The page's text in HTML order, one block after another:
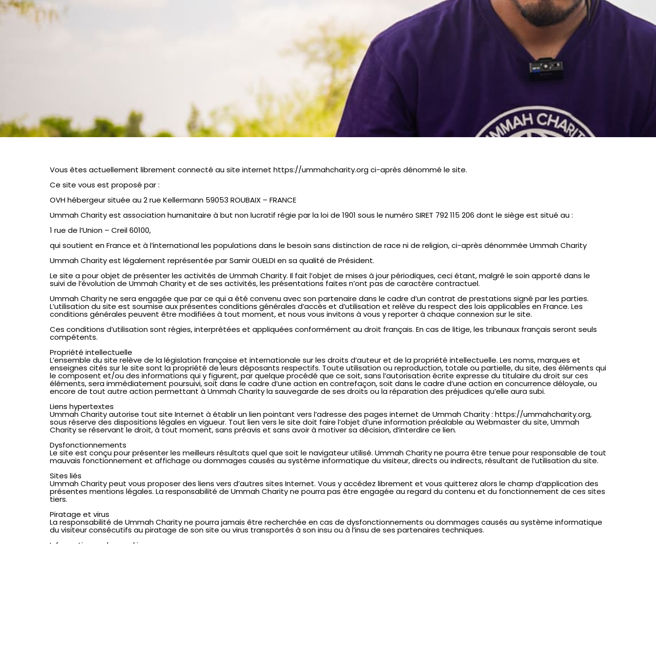
Vous êtes actuellement librement connecté au site internet https://ummahcharity.org ci-après dénommé le site.
Ce site vous est proposé par :
OVH hébergeur située au 2 rue Kellermann 59053 ROUBAIX – FRANCE
Ummah Charity est association humanitaire à but non lucratif régie par la loi de 1901 sous le numéro SIRET 792 115 206 dont le siège est situé au :
1 rue de l’Union – Creil 60100,
qui soutient en France et à l’international les populations dans le besoin sans distinction de race ni de religion, ci-après dénommée Ummah Charity
Ummah Charity est légalement représentée par Samir OUELDI en sa qualité de Président.
Le site a pour objet de présenter les activités de Ummah Charity. Il fait l’objet de mises à jour périodiques, ceci étant, malgré le soin apporté dans le
suivi de l’évolution de Ummah Charity et de ses activités, les présentations faites n’ont pas de caractère contractuel.
Ummah Charity ne sera engagée que par ce qui a été convenu avec son partenaire dans le cadre d’un contrat de prestations signé par les parties.
L’utilisation du site est soumise aux présentes conditions générales d’accès et d’utilisation et relève du respect des lois applicables en France. Les
conditions générales peuvent être modifiées à tout moment, et nous vous invitons à vous y reporter à chaque connexion sur le site.
Ces conditions d’utilisation sont régies, interprétées et appliquées conformément au droit français. En cas de litige, les tribunaux français seront seuls
compétents.
Propriété intellectuelle
L’ensemble du site relève de la législation française et internationale sur les droits d’auteur et de la propriété intellectuelle. Les noms, marques et
enseignes cités sur le site sont la propriété de leurs déposants respectifs. Toute utilisation ou reproduction, totale ou partielle, du site, des éléments qui
le composent et/ou des informations qui y figurent, par quelque procédé que ce soit, sans l’autorisation écrite expresse du titulaire du droit sur ces
éléments, sera immédiatement poursuivi, soit dans le cadre d’une action en contrefaçon, soit dans le cadre d’une action en concurrence déloyale, ou
encore de tout autre action permettant à Ummah Charity la sauvegarde de ses droits ou la réparation des préjudices qu’elle aura subi.
Liens hypertextes
Ummah Charity autorise tout site Internet à établir un lien pointant vers l’adresse des pages internet de Ummah Charity : https://ummahcharity.org,
sous réserve des dispositions légales en vigueur. Tout lien vers le site doit faire l’objet d’une information préalable au Webmaster du site, Ummah
Charity se réservant le droit, à tout moment, sans préavis et sans avoir à motiver sa décision, d’interdire ce lien.
Dysfonctionnements
Le site est conçu pour présenter les meilleurs résultats quel que soit le navigateur utilisé. Ummah Charity ne pourra être tenue pour responsable de tout
mauvais fonctionnement et affichage ou dommages causés au système informatique du visiteur, directs ou indirects, résultant de l’utilisation du site.
Sites liés
Ummah Charity peut vous proposer des liens vers d’autres sites Internet. Vous y accédez librement et vous quitterez alors le champ d’application des
présentes mentions légales. La responsabilité de Ummah Charity ne pourra pas être engagée au regard du contenu et du fonctionnement de ces sites
tiers.
Piratage et virus
La responsabilité de Ummah Charity ne pourra jamais être recherchée en cas de dysfonctionnements ou dommages causés au système informatique
du visiteur consécutifs au piratage de son site ou virus transportés à son insu ou à l’insu de ses partenaires techniques.
Information sur les cookies